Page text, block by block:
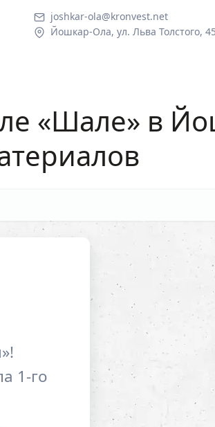
joshkar-ola@kronvest.net
Йошкар-Ола, ул. Льва Толстого, 45
«Шале» в
1-го